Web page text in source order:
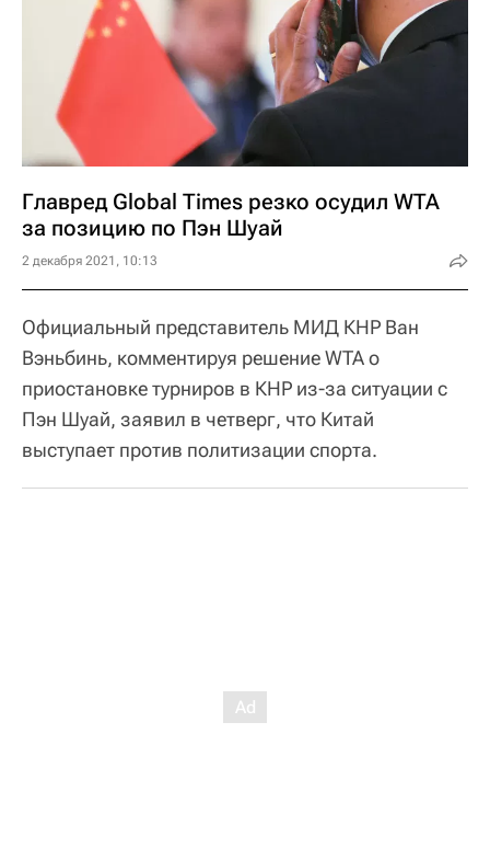
Главред Global Times резко осудил WTA
за позицию по Пэн Шуай
2 декабря 2021, 10:13
Официальный представитель МИД КНР Ван
Вэньбинь, комментируя решение WTA о
приостановке турниров в КНР из-за ситуации с
Пэн Шуай, заявил в четверг, что Китай
выступает против политизации спорта.